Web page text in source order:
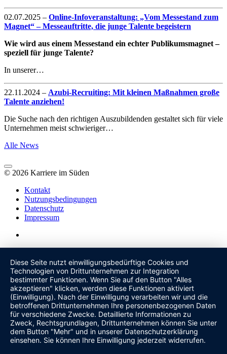
02.07.2025 – Online-Infoveranstaltung: „Vom Messestand zum
Magnet“ – Messeauftritte, die junge Talente begeistern
Wie wird aus einem Messestand ein echter Publikumsmagnet –
speziell für junge Talente?
In unserer…
22.11.2024 – Azubi-Recruiting: Mit kleinen Maßnahmen große
Talente anziehen!
Die Suche nach den richtigen Auszubildenden gestaltet sich für viele
Unternehmen meist schwieriger…
Alle News
© 2026 Karriere im Süden
Kontakt
Nutzungsbedingungen
Datenschutz
Impressum
Diese Seite nutzt einwilligungsbedürftige Cookies und
Technologien von Drittunternehmen zur Integration
bestimmter Funktionen. Wenn Sie auf den Button "Alles
akzeptieren" klicken, werden diese Funktionen aktiviert
(Einwilligung). Nach der Einwilligung verarbeiten wir und die
betroffenen Drittunternehmen Ihre personenbezogenen Daten
für verschiedene Zwecke. Detaillierte Informationen zu
Zweck, Rechtsgrundlagen, Drittunternehmen können Sie unter
dem Button "Mehr" und in unserer Datenschutzerklärung
einsehen. Sie können Ihre Einwilligung jederzeit widerrufen.